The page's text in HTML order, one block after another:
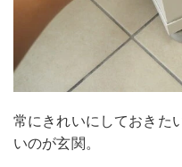
常にきれいにしておきた
いのが玄関。